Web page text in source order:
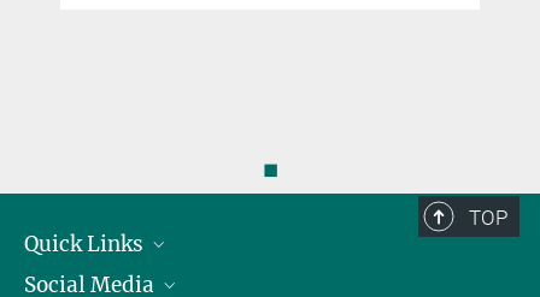
◼
TOP
Quick Links
Präsident
Social Media